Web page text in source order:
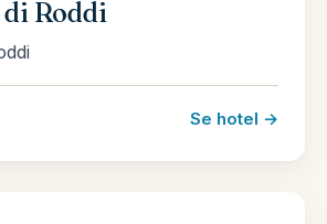
Roddi
Se hotel →